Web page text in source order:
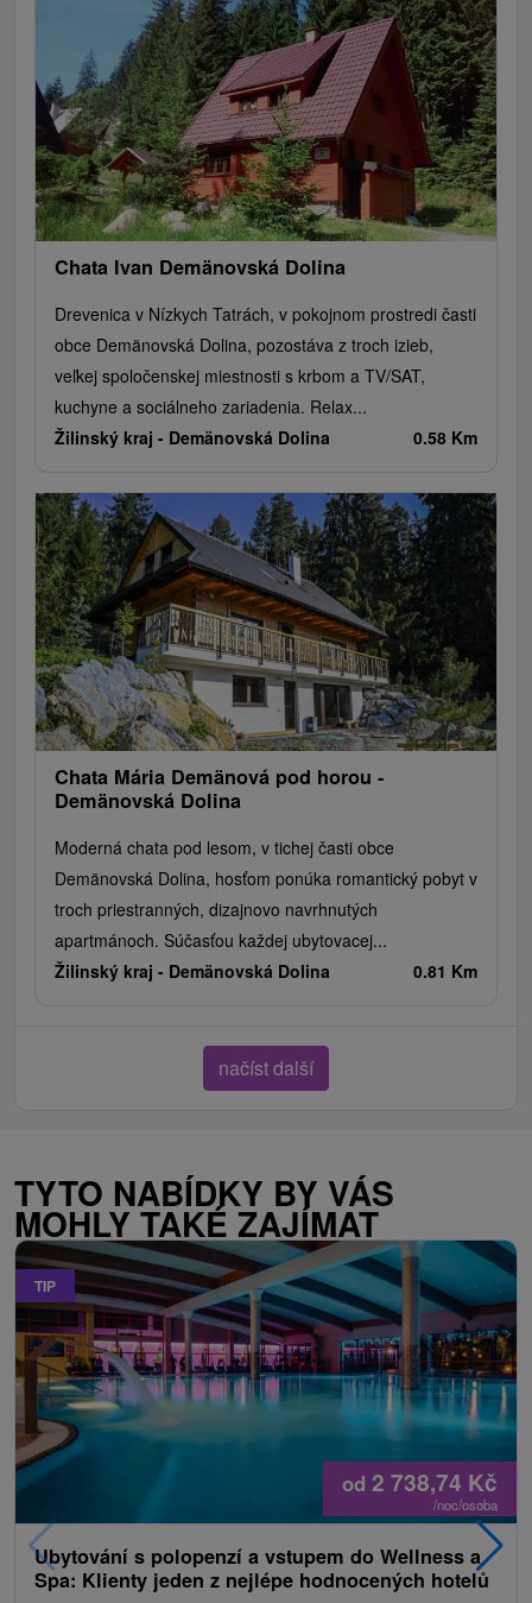
Chata Ivan Demänovská Dolina
Drevenica v Nízkych Tatrách, v pokojnom prostredi časti
obce Demänovská Dolina, pozostáva z troch izieb,
veľkej spoločenskej miestnosti s krbom a TV/SAT,
kuchyne a sociálneho zariadenia. Relax...
Žilinský kraj - Demänovská Dolina 0.58 Km
Chata Mária Demänová pod horou -
Demänovská Dolina
Moderná chata pod lesom, v tichej časti obce
Demänovská Dolina, hosťom ponúka romantický pobyt v
troch priestranných, dizajnovo navrhnutých
apartmánoch. Súčasťou každej ubytovacej...
Žilinský kraj - Demänovská Dolina 0.81 Km
načíst další
TYTO NABÍDKY BY VÁS
MOHLY TAKÉ ZAJÍMAT
TIP
od 2 738,74 Kč
/noc/osoba
Ubytování s polopenzí a vstupem do Wellness a
Spa: Klienty jeden z nejlépe hodnocených hotelů